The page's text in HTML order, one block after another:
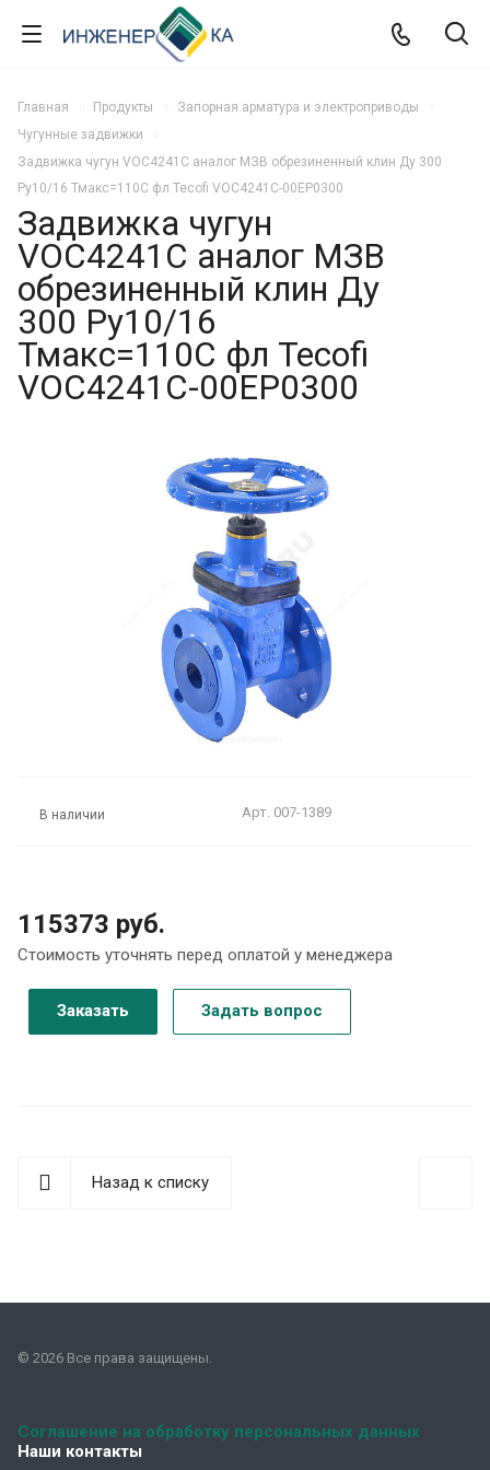
Главная Продукты
Запорная арматура и электроприводы
Чугунные задвижки
Задвижка чугун VOC4241C аналог МЗВ обрезиненный клин Ду 300
Ру10/16 Тмакс=110C фл Tecofi VOC4241C-00EP0300
Задвижка чугун
VOC4241C аналог МЗВ
обрезиненный клин Ду
300 Ру10/16
Тмакс=110C фл Tecofi
VOC4241C-00EP0300
В наличии Арт. 007-1389
115373 руб.
Стоимость уточнять перед оплатой у менеджера
Заказать Задать вопрос
Назад к списку
© 2026 Все права защищены.
Соглашение на обработку персональных данных
Наши контакты